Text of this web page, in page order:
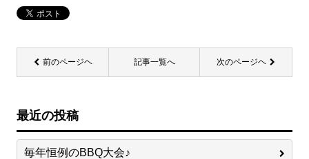
前のページヘ 記事一覧へ 次のページヘ
最近の投稿
毎年恒例のBBQ大会♪